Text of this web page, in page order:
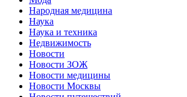
Народная медицина
Наука
Наука и техника
Недвижимость
Новости
Новости ЗОЖ
Новости медицины
Новости Москвы